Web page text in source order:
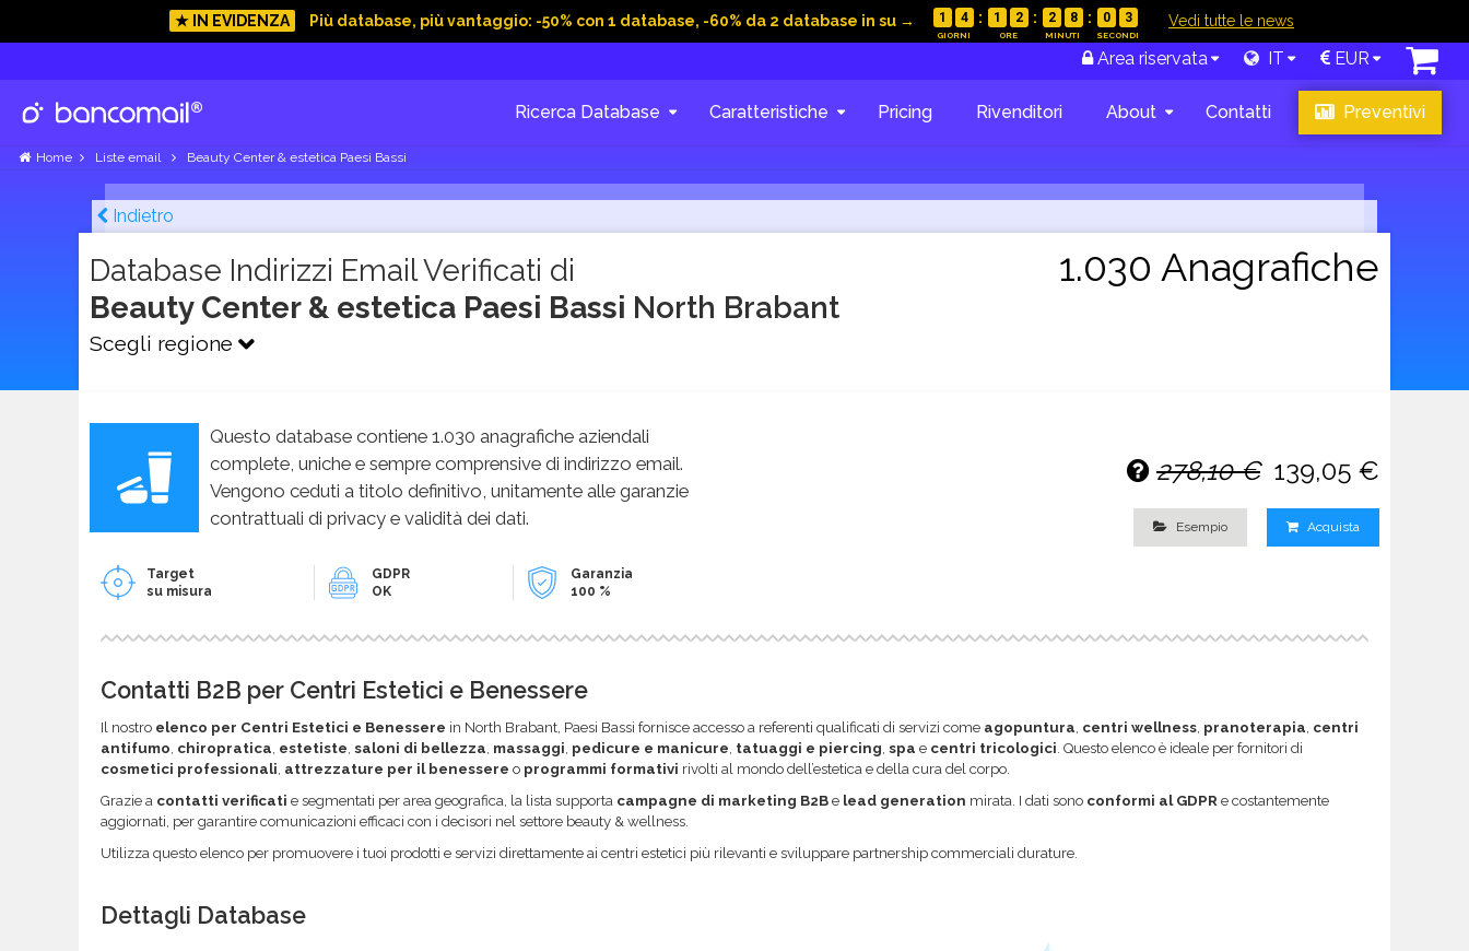
★ IN EVIDENZA Più database, più vantaggio: -50% con 1 database, -60% da 2 database in su → 1 4 1 2 2 8 0 2 Vedi tutte le news
Area riservata IT EUR
Ricerca Database Caratteristiche Pricing Rivenditori About Contatti Preventivi
Home Liste email Beauty Center & estetica Paesi Bassi
Indietro
Database Indirizzi Email Verificati di
Beauty Center & estetica Paesi Bassi North Brabant
Scegli regione
1.030 Anagrafiche
Questo database contiene 1.030 anagrafiche aziendali
complete, uniche e sempre comprensive di indirizzo email.
Vengono ceduti a titolo definitivo, unitamente alle garanzie
contrattuali di privacy e validità dei dati.
Target
su misura
GDPR
OK
Garanzia
100 %
278,10 € 139,05 €
Esempio Acquista
Contatti B2B per Centri Estetici e Benessere
Il nostro elenco per Centri Estetici e Benessere in North Brabant, Paesi Bassi fornisce accesso a referenti qualificati di servizi come agopuntura centri wellness pranoterapia centri
antifumo chiropratica estetiste saloni di bellezza massaggi pedicure e manicure tatuaggi e piercing spa e centri tricologici . Questo elenco è ideale per fornitori di
cosmetici professionali attrezzature per il benessere o programmi formativi rivolti al mondo dell’estetica e della cura del corpo.
Grazie a contatti verificati e segmentati per area geografica, la lista supporta campagne di marketing B2B e lead generation mirata. I dati sono conformi al GDPR e costantemente
aggiornati, per garantire comunicazioni efficaci con i decisori nel settore beauty & wellness.
Utilizza questo elenco per promuovere i tuoi prodotti e servizi direttamente ai centri estetici più rilevanti e sviluppare partnership commerciali durature.
Dettagli Database